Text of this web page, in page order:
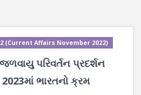
(Current Affairs November 2022)
પરિવર્તન પ્રદર્શન
ભારતનો ક્રમ